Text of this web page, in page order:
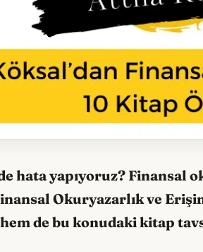
hata yapıyoruz? Finansal
Okuryazarlık ve
de bu konudaki kitap